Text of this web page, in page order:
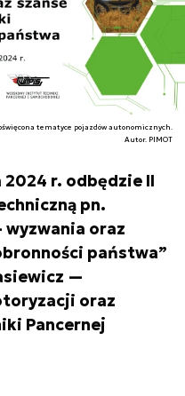
tematyce pojazdów autonomicznych.
Autor. PIMOT
r. odbędzie II
pn.
wyzwania oraz
państwa”
—
oraz
Pancernej